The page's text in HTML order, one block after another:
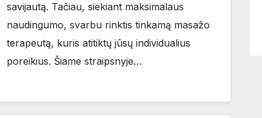
savijautą. Tačiau, siekiant maksimalaus
naudingumo, svarbu rinktis tinkamą masažo
terapeutą, kuris atitiktų jūsų individualius
poreikius. Šiame straipsnyje…